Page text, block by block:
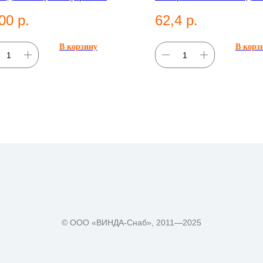
Переходы ПЭ-
р.
В корзину
фитинги;Отводы.
62,4 р.
В
© ООО «ВИНДА-Снаб», 2011—2025